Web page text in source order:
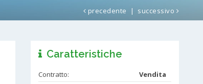
precedente | successivo
Caratteristiche
Contratto:
Vendita